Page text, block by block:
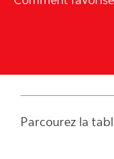
Parcourez la